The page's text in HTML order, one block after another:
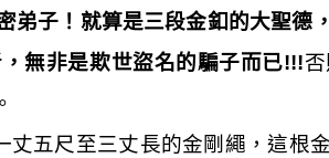
弟子！就算是三段金釦的大聖德
無非是欺世盜名的騙子而已!!!
五尺至三丈長的金剛繩，這根